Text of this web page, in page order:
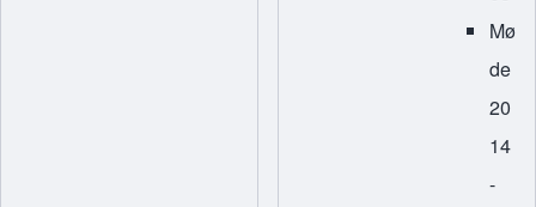
Mø
de
20
14
-